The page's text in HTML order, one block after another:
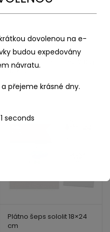
plátno šeps na rámu 280g
128,00Kč
Plátno šeps sololit 18×24
cm
dovolenou na e-
budou expedovány
návratu.
přejeme krásné dny.
1 seconds